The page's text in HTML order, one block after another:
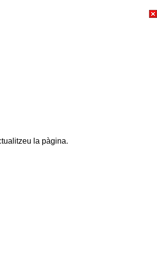
la pàgina.